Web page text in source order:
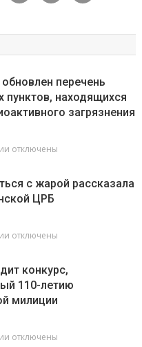
перечень
пунктов, находящихся
загрязнения
к
Беларуси
обновлен
пунктов,
в
зоне
радиоактивного
загрязнения
отключены
с жарой рассказала
ЦРБ
к
справиться
с
жарой
Брагинской
отключены
конкурс,
110-летию
милиции
котключены